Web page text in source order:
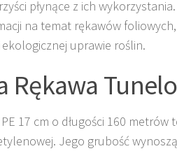
płynące z ich
na temat rękawów
uprawie roślin.
Rękawa
17 cm o długości 160
Jego grubość